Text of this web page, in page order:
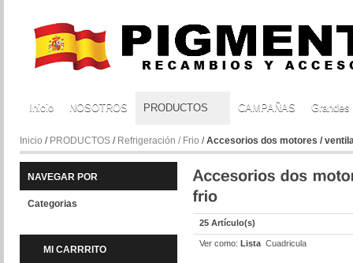
Inicio NOSOTROS PRODUCTOS CAMPAÑAS
Inicio / PRODUCTOS / Refrigeración / Frio /Accesorios dos motores /
NAVEGAR POR
Categorias
MI CARRRITO
25 Artículo(s)
Ver como: Lista Cuadricula